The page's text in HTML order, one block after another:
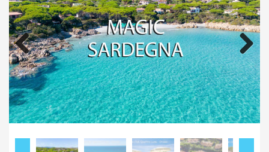
Previous Next